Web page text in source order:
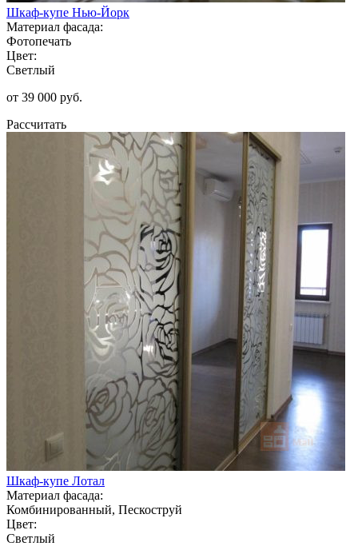
Шкаф-купе Нью-Йорк
Материал фасада:
Фотопечать
Цвет:
Светлый
от 39 000 руб.
Рассчитать
Шкаф-купе Лотал
Материал фасада:
Комбинированный, Пескоструй
Цвет:
Светлый